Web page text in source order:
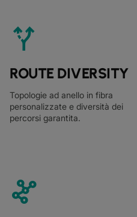
alt_route
ROUTE DIVERSITY
Topologie ad anello in fibra
personalizzate e diversità dei
percorsi garantita.
graph_3